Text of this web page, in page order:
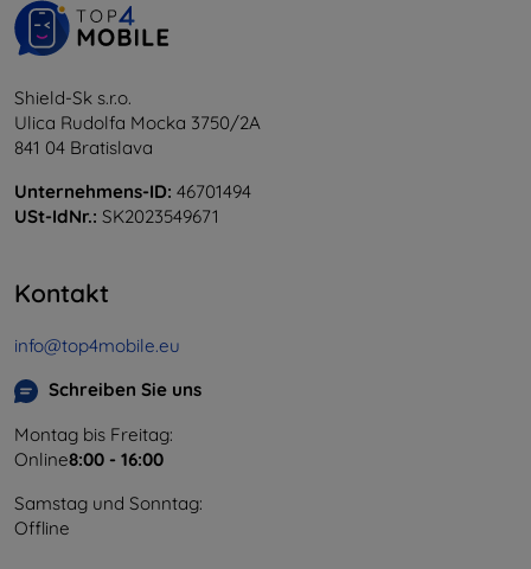
Shield-Sk s.r.o.
Ulica Rudolfa Mocka 3750/2A
841 04 Bratislava
Unternehmens-ID: 46701494
USt-IdNr.: SK2023549671
Kontakt
info@top4mobile.eu
Schreiben Sie uns
Montag bis Freitag:
Online8:00 - 16:00
Samstag und Sonntag:
Offline